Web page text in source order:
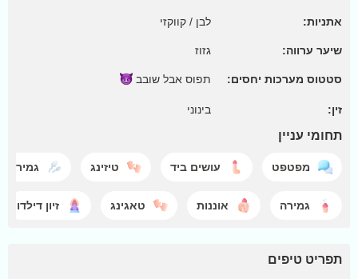
אתניות: לבן / קווקזי
שיער ערווה: גזוז
סטטוס מערכות יחסים: תפוס אבל שובב
זין: בינוני
תחומי עניין
מפטפט עושים ביד טיזינג גמירה
גמירה אוננות טאגינג זיון דילדו
תפריט טיפים